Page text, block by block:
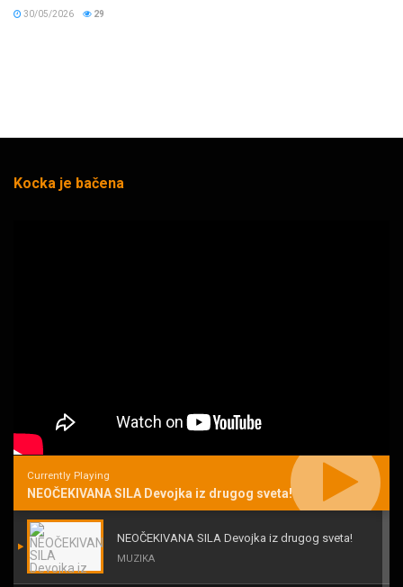
30/05/2026 29
Kocka je bačena
Currently Playing
NEOČEKIVANA SILA Devojka iz drugog sveta!
NEOČEKIVANA SILA Devojka iz drugog sveta!
MUZIKA